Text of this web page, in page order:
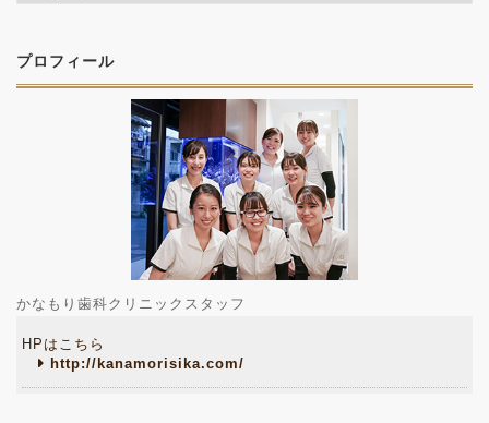
プロフィール
かなもり歯科クリニックスタッフ
HPはこちら
http://kanamorisika.com/